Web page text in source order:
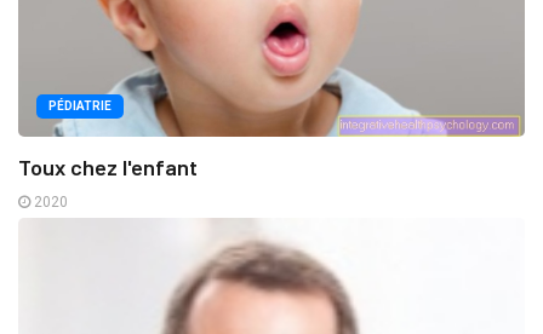
PÉDIATRIE
Toux chez l'enfant
2020